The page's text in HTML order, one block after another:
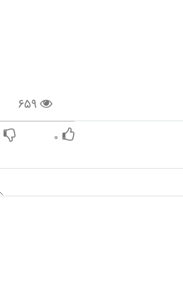
۶۵۹
۰